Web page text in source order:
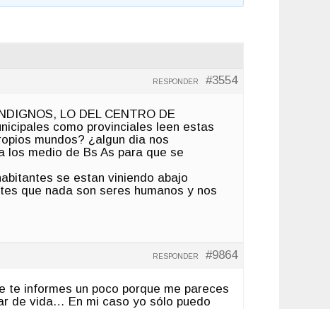
#3554
RESPONDER
LO DEL CENTRO DE
como provinciales leen estas
mundos? ¿algun dia nos
los medio de Bs As para que se
se estan viniendo abajo
que nada son seres humanos y nos
#9864
RESPONDER
te informes un poco porque me pareces
de vida… En mi caso yo sólo puedo